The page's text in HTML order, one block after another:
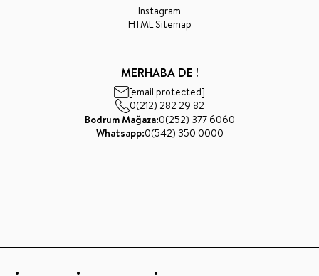
Instagram
HTML Sitemap
MERHABA DE !
[email protected]
0(212) 282 29 82
Bodrum Mağaza:0(252) 377 6060
Whatsapp:0(542) 350 0000